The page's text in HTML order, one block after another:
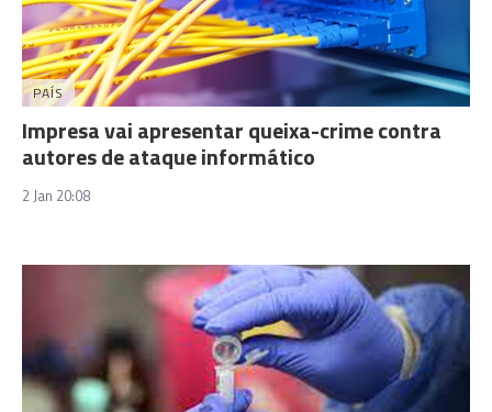
PAÍS
Impresa vai apresentar queixa-crime contra
autores de ataque informático
2 Jan 20:08